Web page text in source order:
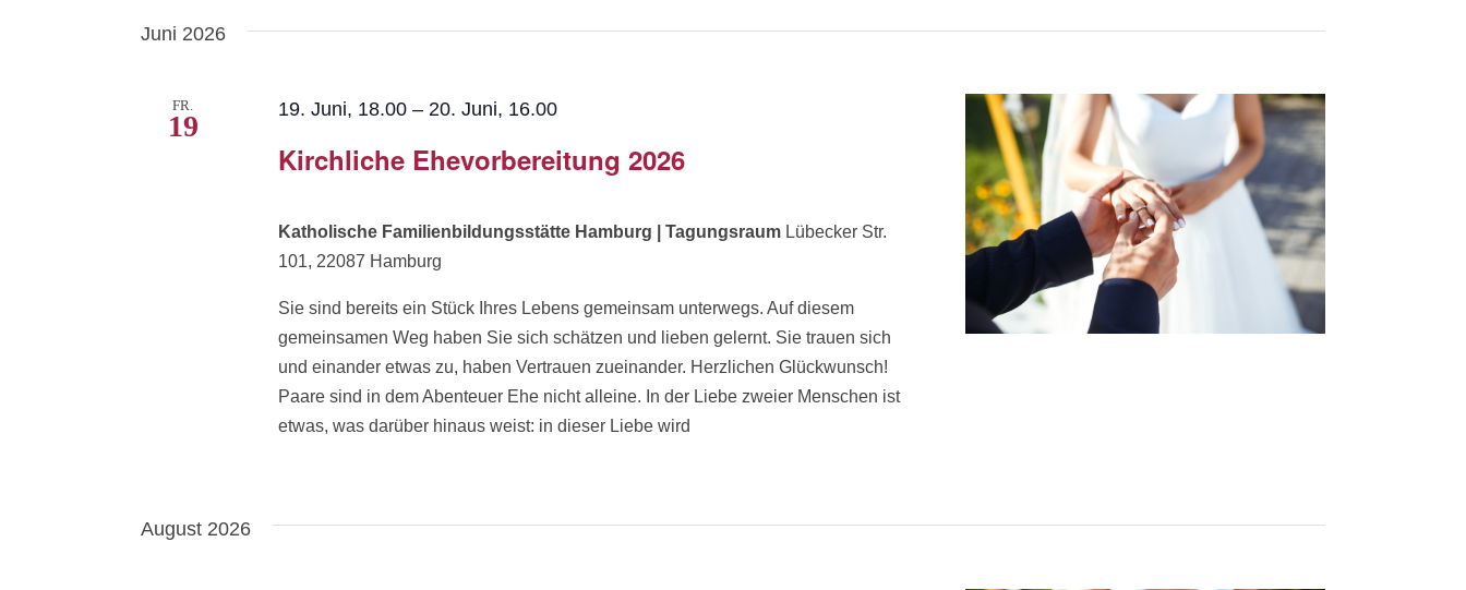
Juni 2026
FR.
19
Kirchliche Ehevorbereitung 2026
19. Juni, 18.00– 20. Juni, 16.00
Katholische Familienbildungsstätte Hamburg | Tagungsraum Lübecker Str.
101, 22087 Hamburg
Sie sind bereits ein Stück Ihres Lebens gemeinsam unterwegs. Auf diesem
gemeinsamen Weg haben Sie sich schätzen und lieben gelernt. Sie trauen sich
und einander etwas zu, haben Vertrauen zueinander. Herzlichen Glückwunsch!
Paare sind in dem Abenteuer Ehe nicht alleine. In der Liebe zweier Menschen ist
etwas, was darüber hinaus weist: in dieser Liebe wird
August 2026